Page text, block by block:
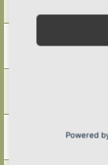
Antworten:2
Letzter Beitrag
Technik im
Letzter Beitrag
Powered